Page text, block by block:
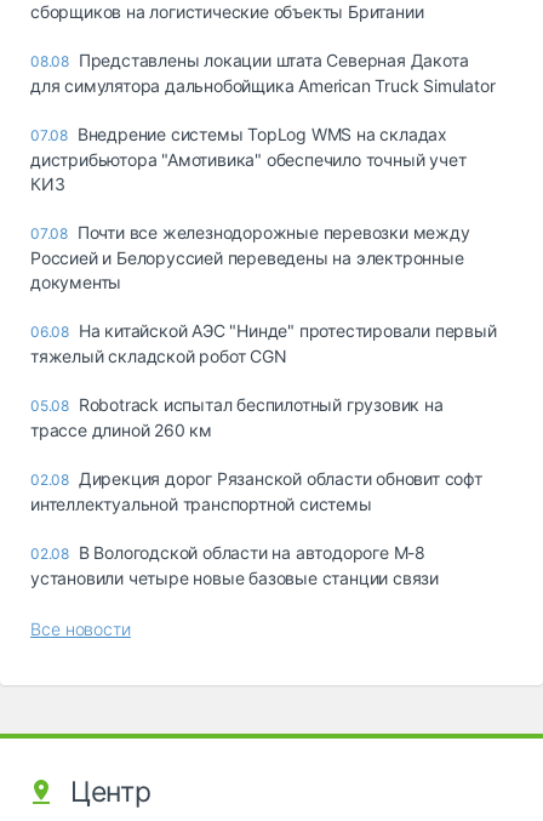
сборщиков на логистические объекты Британии
08.08 Представлены локации штата Северная Дакота
для симулятора дальнобойщика American Truck Simulator
07.08 Внедрение системы TopLog WMS на складах
дистрибьютора "Амотивика" обеспечило точный учет
КИЗ
07.08 Почти все железнодорожные перевозки между
Россией и Белоруссией переведены на электронные
документы
06.08 На китайской АЭС "Нинде" протестировали первый
тяжелый складской робот CGN
05.08 Robotrack испытал беспилотный грузовик на
трассе длиной 260 км
02.08 Дирекция дорог Рязанской области обновит софт
интеллектуальной транспортной системы
02.08 В Вологодской области на автодороге М-8
установили четыре новые базовые станции связи
Все новости
Центр